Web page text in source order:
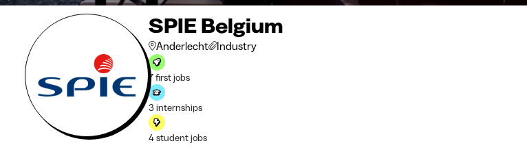
SPIE Belgium
Anderlecht Industry
7 first jobs
3 internships
4 student jobs